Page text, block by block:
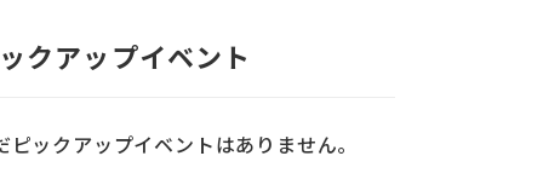
クアップイベント
ピックアップイベントはありません。